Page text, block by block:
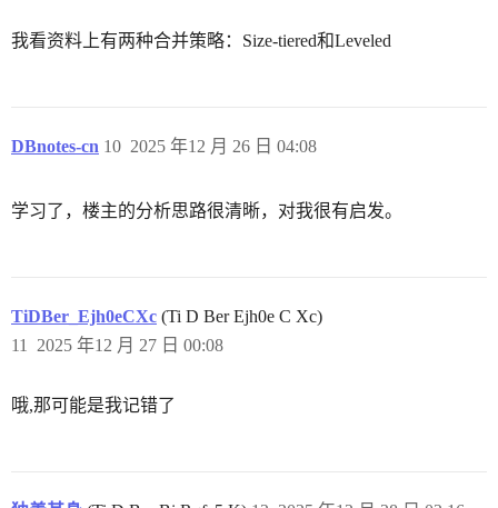
我看资料上有两种合并策略：Size-tiered和Leveled
DBnotes-cn 2025 年12 月 26 日 04:08
10
学习了，楼主的分析思路很清晰，对我很有启发。
TiDBer_Ejh0eCXc (Ti D Ber Ejh0e C Xc)
2025 年12 月 27 日 00:08
11
哦,那可能是我记错了